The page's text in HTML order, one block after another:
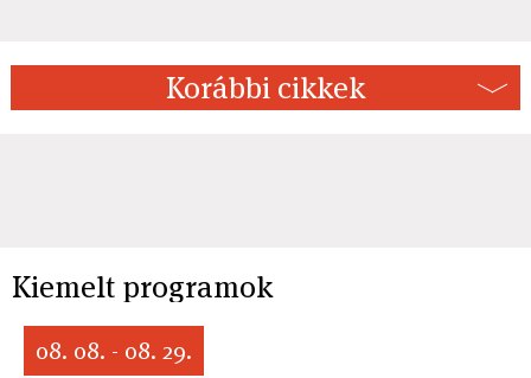
Korábbi cikkek
Kiemelt programok
08. 08. - 08. 29.